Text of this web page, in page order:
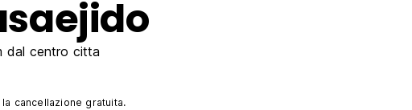
dal centro citta
cancellazione gratuita.